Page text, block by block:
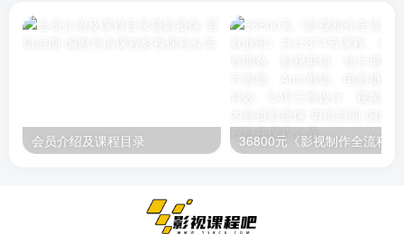
知
会员介绍及课程目录